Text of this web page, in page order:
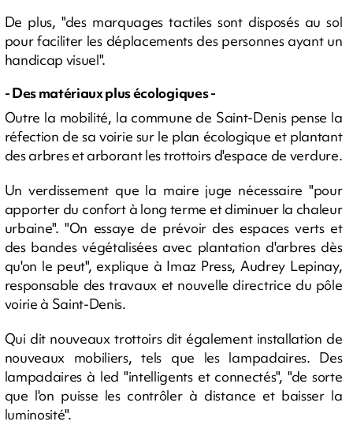
De plus, "des marquages tactiles sont disposés au sol
pour faciliter les déplacements des personnes ayant un
handicap visuel".
- Des matériaux plus écologiques -
Outre la mobilité, la commune de Saint-Denis pense la
réfection de sa voirie sur le plan écologique et plantant
des arbres et arborant les trottoirs d'espace de verdure.
Un verdissement que la maire juge nécessaire "pour
apporter du confort à long terme et diminuer la chaleur
urbaine". "On essaye de prévoir des espaces verts et
des bandes végétalisées avec plantation d'arbres dès
qu'on le peut", explique à Imaz Press, Audrey Lepinay,
responsable des travaux et nouvelle directrice du pôle
voirie à Saint-Denis.
Qui dit nouveaux trottoirs dit également installation de
nouveaux mobiliers, tels que les lampadaires. Des
lampadaires à led "intelligents et connectés", "de sorte
que l'on puisse les contrôler à distance et baisser la
luminosité".